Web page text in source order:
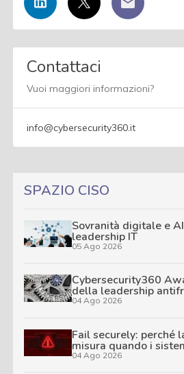
Contattaci
Vuoi maggiori informazioni?
info@cybersecurity360.it
SPAZIO CISO
Sovranità digitale e
leadership IT
05 Ago 2026
Cybersecurity360
della leadership
04 Ago 2026
Fail securely: perché
misura quando i
04 Ago 2026